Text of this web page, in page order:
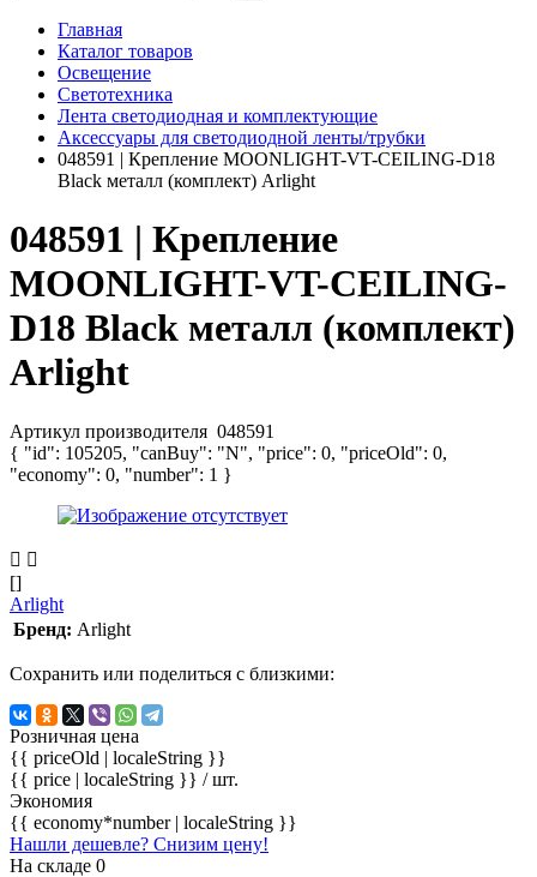
Главная
Каталог товаров
Освещение
Светотехника
Лента светодиодная и комплектующие
Аксессуары для светодиодной ленты/трубки
048591 | Крепление MOONLIGHT-VT-CEILING-D18
Black металл (комплект) Arlight
048591 | Крепление
MOONLIGHT-VT-CEILING-
D18 Black металл (комплект)
Arlight
Артикул производителя 048591
{ "id": 105205, "canBuy": "N", "price": 0, "priceOld": 0,
"economy": 0, "number": 1 }
[]
Arlight
Бренд: Arlight
Сохранить или поделиться с близкими:
Розничная цена
{{ priceOld | localeString }}
{{ price | localeString }} / шт.
Экономия
{{ economy*number | localeString }}
Нашли дешевле? Снизим цену!
На складе 0